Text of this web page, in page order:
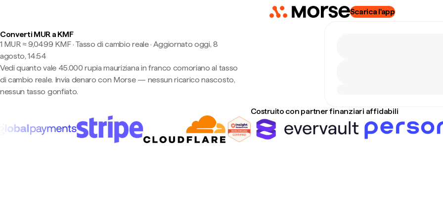
Scarica l'app
Converti MUR a KMF
1 MUR ≈ 9,0499 KMF · Tasso di cambio reale· Aggiornato oggi, 8
agosto, 14:54
Vedi quanto vale 45.000 rupia mauriziana in franco comoriano al tasso
di cambio reale. Invia denaro con Morse — nessun ricarico nascosto,
nessun tasso gonfiato.
Costruito con partner finanziari affidabili